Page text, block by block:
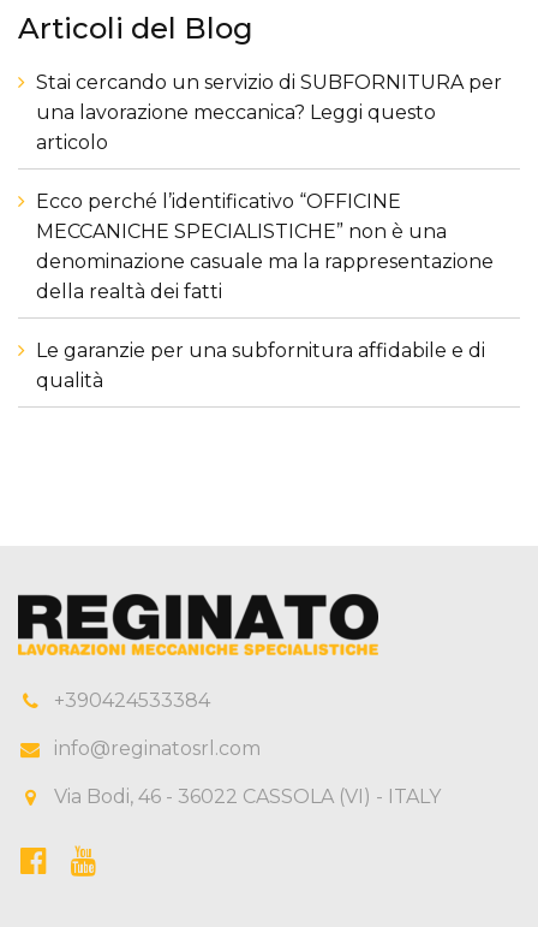
Articoli del Blog
Stai cercando un servizio di SUBFORNITURA per
una lavorazione meccanica? Leggi questo
articolo
Ecco perché l’identificativo “OFFICINE
MECCANICHE SPECIALISTICHE” non è una
denominazione casuale ma la rappresentazione
della realtà dei fatti
Le garanzie per una subfornitura affidabile e di
qualità
+390424533384
info@reginatosrl.com
Via Bodi, 46 - 36022 CASSOLA (VI) - ITALY